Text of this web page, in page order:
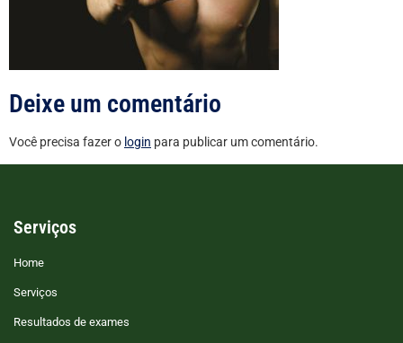
Deixe um comentário
Você precisa fazer o login para publicar um comentário.
Serviços
Home
Serviços
Resultados de exames